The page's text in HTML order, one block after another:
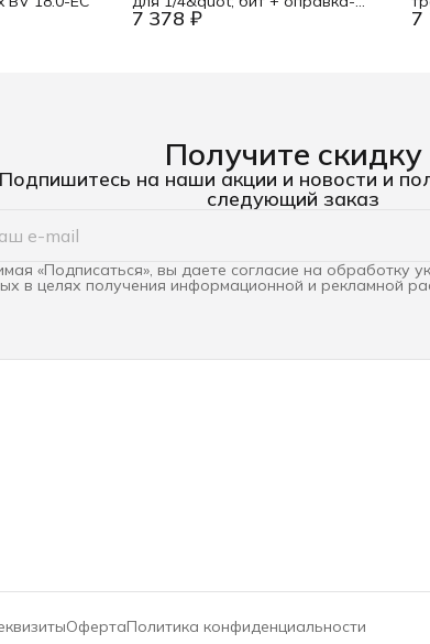
7 378 ₽
хвостовик для 1/4&quot; головок, 2
пр. Wera WE-073230
7
Получите скидку
Подпишитесь на наши акции и новости и
следующий заказ
«Подписаться», вы даете согласие на обработку
в целях получения информационной и рекламной
ОфертаПолитика конфиденциальности